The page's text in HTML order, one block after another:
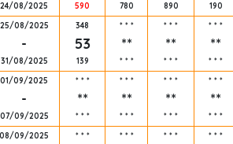
24/08/2025 590 780 890 190
25/08/2025
-
31/08/2025
348
53
139
* * *
**
* * *
* * *
**
* * *
* * *
**
* * *
01/09/2025
-
07/09/2025
* * *
**
* * *
* * *
**
* * *
* * *
**
* * *
* * *
**
* * *
08/09/2025
* * * * * * * * * * * *